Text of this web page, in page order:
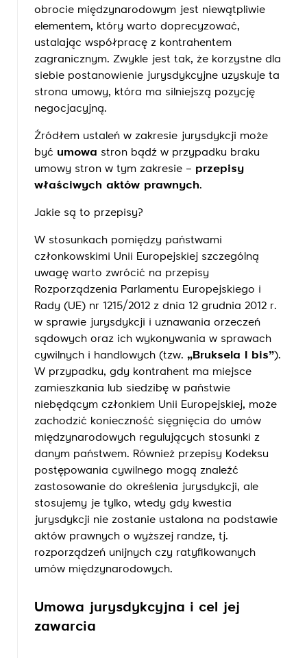
obrocie międzynarodowym jest niewątpliwie
elementem, który warto doprecyzować,
ustalając współpracę z kontrahentem
zagranicznym. Zwykle jest tak, że korzystne dla
siebie postanowienie jurysdykcyjne uzyskuje ta
strona umowy, która ma silniejszą pozycję
negocjacyjną.
Źródłem ustaleń w zakresie jurysdykcji może
być umowa stron bądź w przypadku braku
umowy stron w tym zakresie – przepisy
właściwych aktów prawnych.
Jakie są to przepisy?
W stosunkach pomiędzy państwami
członkowskimi Unii Europejskiej szczególną
uwagę warto zwrócić na przepisy
Rozporządzenia Parlamentu Europejskiego i
Rady (UE) nr 1215/2012 z dnia 12 grudnia 2012 r.
w sprawie jurysdykcji i uznawania orzeczeń
sądowych oraz ich wykonywania w sprawach
cywilnych i handlowych (tzw. „Bruksela I bis”).
W przypadku, gdy kontrahent ma miejsce
zamieszkania lub siedzibę w państwie
niebędącym członkiem Unii Europejskiej, może
zachodzić konieczność sięgnięcia do umów
międzynarodowych regulujących stosunki z
danym państwem. Również przepisy Kodeksu
postępowania cywilnego mogą znaleźć
zastosowanie do określenia jurysdykcji, ale
stosujemy je tylko, wtedy gdy kwestia
jurysdykcji nie zostanie ustalona na podstawie
aktów prawnych o wyższej randze, tj.
rozporządzeń unijnych czy ratyfikowanych
umów międzynarodowych.
Umowa jurysdykcyjna i cel jej
zawarcia